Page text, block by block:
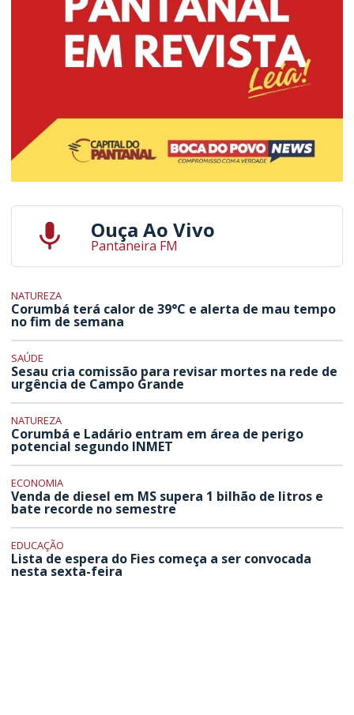
Ouça Ao Vivo
Pantaneira FM
NATUREZA
Corumbá terá calor de 39°C e alerta de mau tempo
no fim de semana
SAÚDE
Sesau cria comissão para revisar mortes na rede de
urgência de Campo Grande
NATUREZA
Corumbá e Ladário entram em área de perigo
potencial segundo INMET
ECONOMIA
Venda de diesel em MS supera 1 bilhão de litros e
bate recorde no semestre
EDUCAÇÃO
Lista de espera do Fies começa a ser convocada
nesta sexta-feira